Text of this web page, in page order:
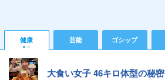
健康 芸能 ゴシップ
大食い女子 46キロ体型の秘密